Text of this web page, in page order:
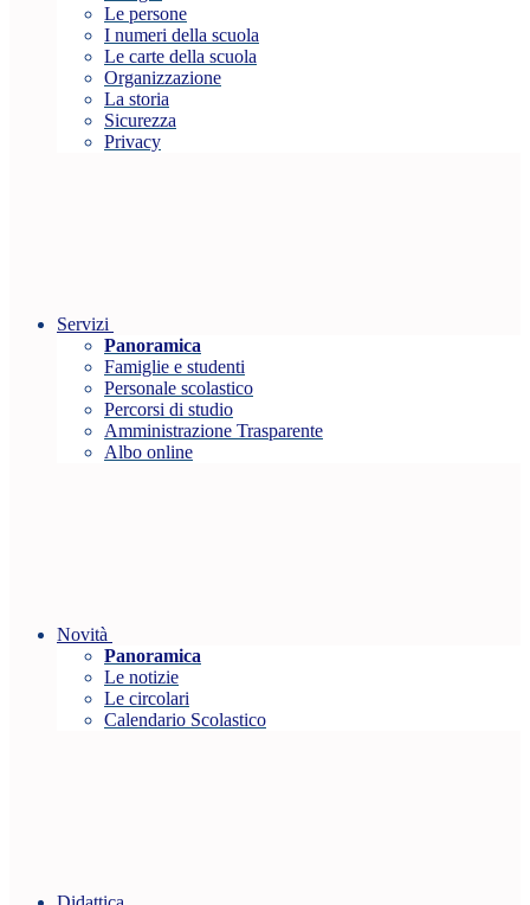
Le persone
I numeri della scuola
Le carte della scuola
Organizzazione
La storia
Sicurezza
Privacy
Servizi
Panoramica
Famiglie e studenti
Personale scolastico
Percorsi di studio
Amministrazione Trasparente
Albo online
Novità
Panoramica
Le notizie
Le circolari
Calendario Scolastico